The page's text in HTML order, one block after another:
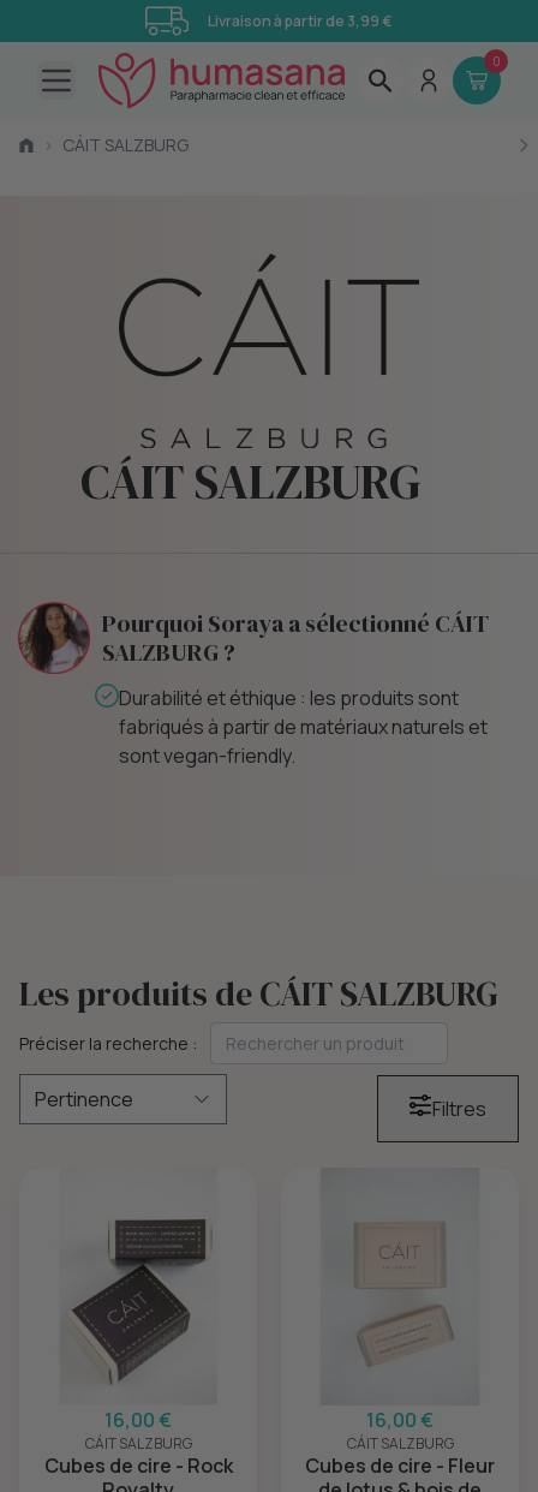
Livraison à partir de 3,99 €
Open main menu
0
› CÁIT SALZBURG
CÁIT SALZBURG
Pourquoi Soraya a sélectionné CÁIT
SALZBURG ?
Artisanat : en soutenant l'artisanat local et en
utilisant des ingrédients régionaux, la marque
contribue à renforcer la communauté tout en
Les produits de CÁIT SALZBURG
Préciser la recherche :
Filtres
16,00 €
CÁIT SALZBURG
Cubes de cire - Rock
16,00 €
CÁIT SALZBURG
Cubes de cire - Fleur